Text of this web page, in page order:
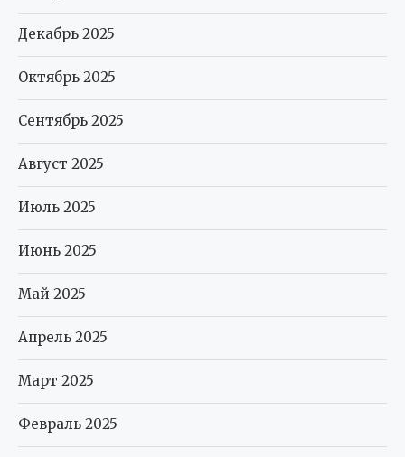
Декабрь 2025
Октябрь 2025
Сентябрь 2025
Август 2025
Июль 2025
Июнь 2025
Май 2025
Апрель 2025
Март 2025
Февраль 2025